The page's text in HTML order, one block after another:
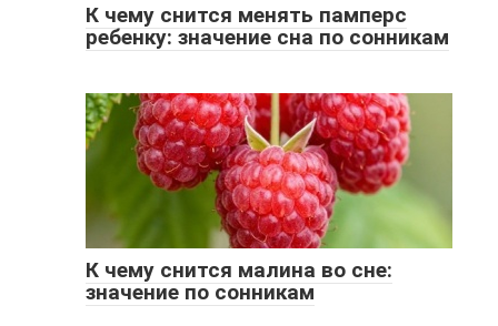
К чему снится менять памперс
ребенку: значение сна по сонникам
К чему снится малина во сне:
значение по сонникам